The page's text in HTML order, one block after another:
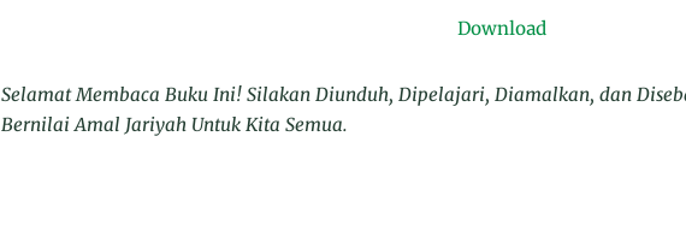
Download
Selamat Membaca Buku Ini! Silakan Diunduh, Dipelajari, Diamalkan, dan
Bernilai Amal Jariyah Untuk Kita Semua.